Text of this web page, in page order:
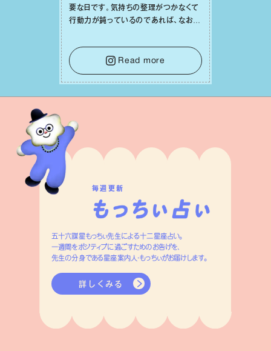
要な⽇です。気持ちの整理がつかなくて
⾏動⼒が鈍っているのであれば、なおさ
を踏み出すのに役⽴つはず。また、広い
意味での「癒し」や「治療」が必要な⽇で
もあり、特に⼈間関係の改善は課題の⼀
つです。
Read more
毎週更新
五十六謀星もっちぃ先生による十二星座占い。
一週間をポジティブに過ごすためのお告げを、
先生の分身である星座案内人・もっちぃがお届けします。
詳しくみる